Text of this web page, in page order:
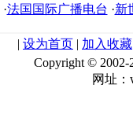
·法国国际广播电台 ·新
| 设为首页 | 加入收藏
Copyright ©
网址：